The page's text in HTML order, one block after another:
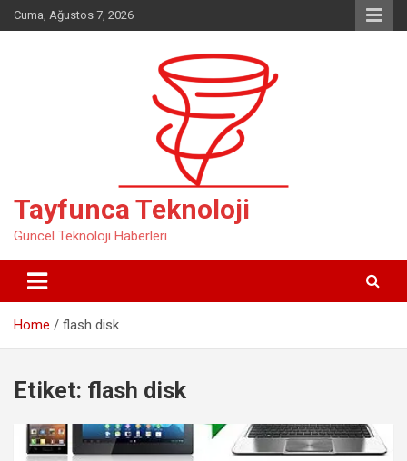
Skip
to
Cuma, Ağustos 7, 2026
Tayfunca Teknoloji
Güncel Teknoloji Haberleri
Home flash disk
Etiket: flash disk